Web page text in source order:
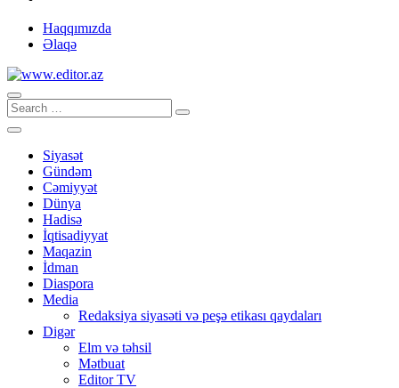
Haqqımızda
Əlaqə
Siyasət
Gündəm
Cəmiyyət
Dünya
Hadisə
İqtisadiyyat
Maqazin
İdman
Diaspora
Media
Redaksiya siyasəti və peşə etikası qaydaları
Digər
Elm və təhsil
Mətbuat
Editor TV